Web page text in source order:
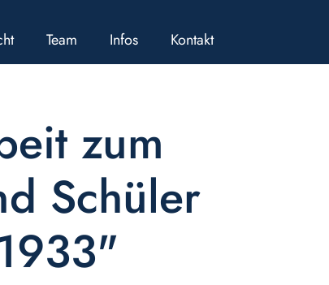
Team Infos Kontakt
zum
Schüler